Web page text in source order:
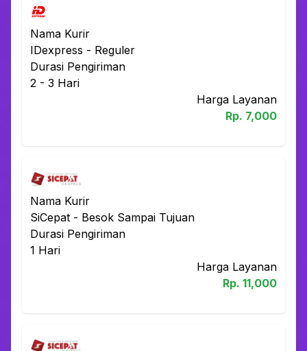
Nama Kurir
IDexpress - Reguler
Durasi Pengiriman
2 - 3 Hari
Harga Layanan
Rp. 7,000
Nama Kurir
SiCepat - Besok Sampai Tujuan
Durasi Pengiriman
1 Hari
Harga Layanan
Rp. 11,000